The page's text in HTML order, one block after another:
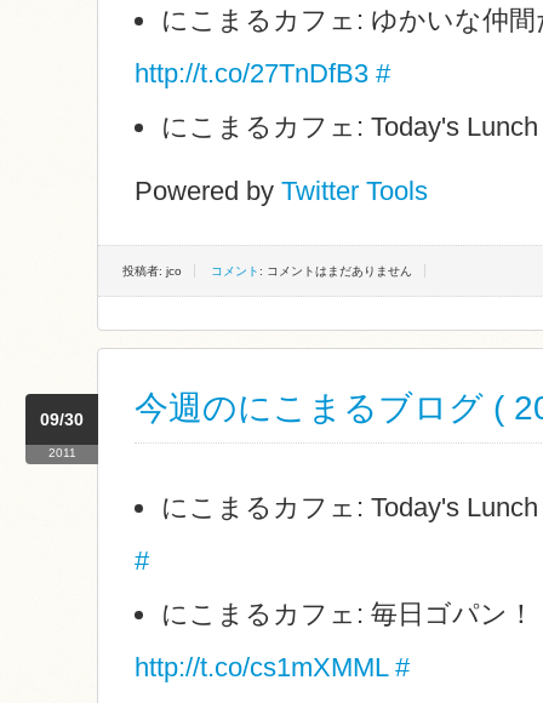
にこまるカフェ: ゆかいな仲間
http://t.co/27TnDfB3 #
にこまるカフェ: Today's
Powered by Twitter Tools
投稿者: jco コメント : コメントはまだありません
今週のにこまるブログ (
09/30
2011
にこまるカフェ: Today's
#
にこまるカフェ: 毎日ゴパン！
http://t.co/cs1mXMML #